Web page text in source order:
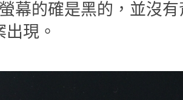
幕的確是黑的，並沒
現。